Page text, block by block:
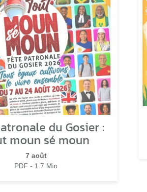
du Gosier :
moun sé moun
7 août
PDF - 1.7 Mio